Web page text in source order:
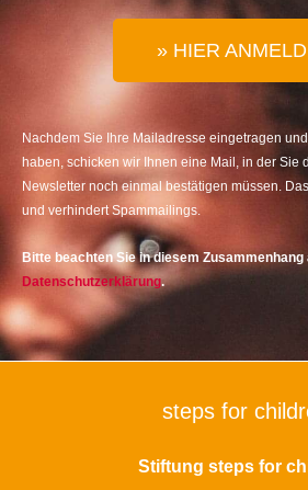
» HIER
Nachdem Sie Ihre Mailadresse eingetragen
haben, schicken wir Ihnen eine Mail, in der Sie
Newsletter noch einmal bestätigen müssen.
und verhindert Spammailings.
Bitte beachten Sie in diesem
Datenschutzerklärung.
steps for
Stiftung steps for